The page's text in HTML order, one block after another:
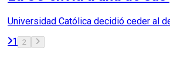
Universidad Católica decidió ceder al
1
2